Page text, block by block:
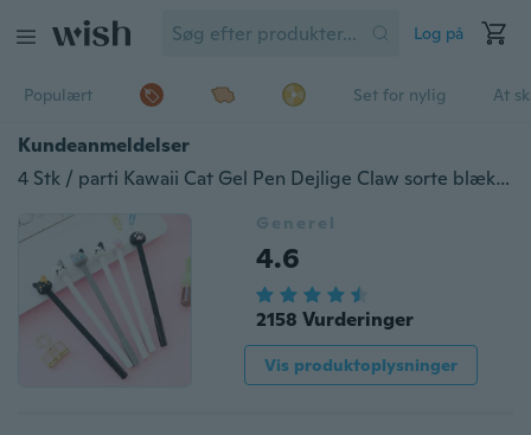
Log på
Populært Set for nylig At
Kundeanmeldelser
4 Stk / parti Kawaii Cat Gel Pen Dejlige Claw sorte blækpenne til skrivning Papirvarer Skoleartikler
Generel
4.6
2158 Vurderinger
Vis produktoplysninger